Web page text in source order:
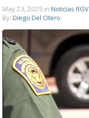
May 23, 2025 in Noticias RGV
By: Diego Del Otero